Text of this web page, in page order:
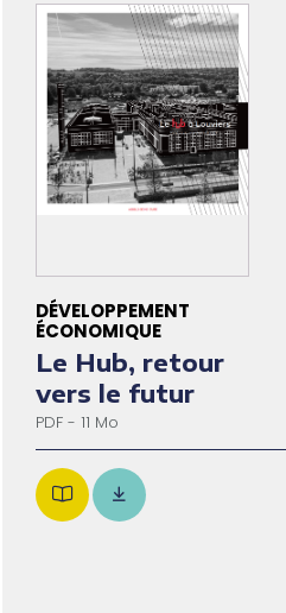
DÉVELOPPEMENT
ÉCONOMIQUE
Le Hub, retour
vers le futur
PDF - 11 Mo